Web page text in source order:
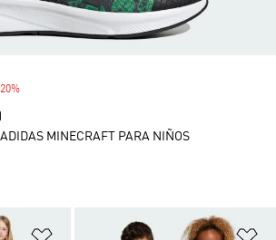
Añadir a la lista de deseos
ADIDAS MINECRAFT PARA NIÑOS